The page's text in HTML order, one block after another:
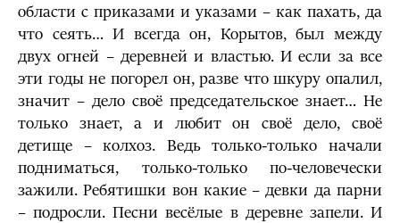
области с приказами и указами – как пахать, да
что сеять… И всегда он, Корытов, был между
двух огней – деревней и властью. И если за все
эти годы не погорел он, разве что шкуру опалил,
значит – дело своё председательское знает… Не
только знает, а и любит он своё дело, своё
детище – колхоз. Ведь только-только начали
подниматься, только-только по-человечески
зажили. Ребятишки вон какие – девки да парни
– подросли. Песни весёлые в деревне запели. И